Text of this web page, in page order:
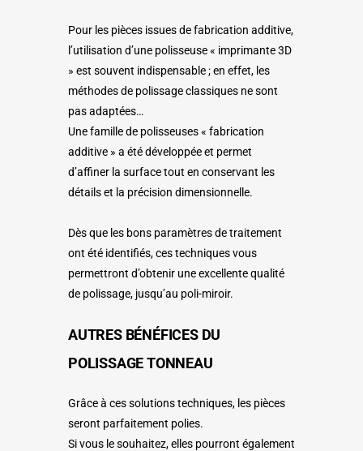
Pour les pièces issues de fabrication additive,
l’utilisation d’une polisseuse « imprimante 3D
» est souvent indispensable ; en effet, les
méthodes de polissage classiques ne sont
pas adaptées…
Une famille de polisseuses « fabrication
additive » a été développée et permet
d’affiner la surface tout en conservant les
détails et la précision dimensionnelle.
Dès que les bons paramètres de traitement
ont été identifiés, ces techniques vous
permettront d’obtenir une excellente qualité
de polissage, jusqu’au poli-miroir.
AUTRES BÉNÉFICES DU
POLISSAGE TONNEAU
Grâce à ces solutions techniques, les pièces
seront parfaitement polies.
Si vous le souhaitez, elles pourront également